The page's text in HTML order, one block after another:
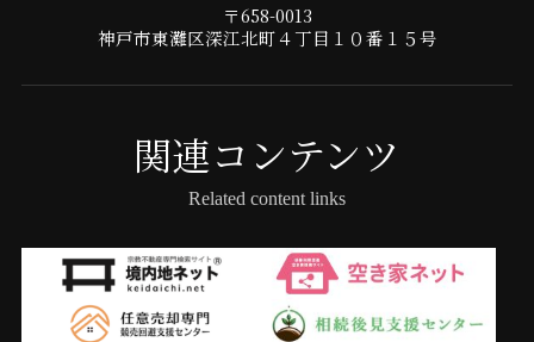
〒658-0013
神戸市東灘区深江北町４丁目１０番１５号
関連コンテンツ
Related content links